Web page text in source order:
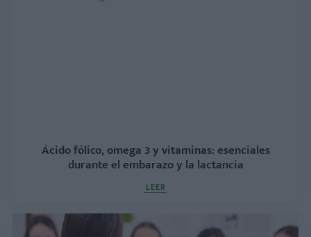
Ácido fólico, omega 3 y vitaminas: esenciales
durante el embarazo y la lactancia
LEER